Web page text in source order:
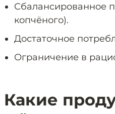
Сбалансированное
копчёного).
Достаточное
Ограничение в
Какие